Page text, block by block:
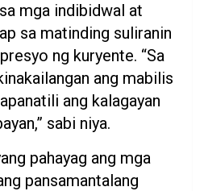
mga indibidwal at
sa matinding suliranin
ng kuryente. “Sa
ang mabilis
ang kalagayan
sabi niya.
pahayag ang mga
pansamantalang